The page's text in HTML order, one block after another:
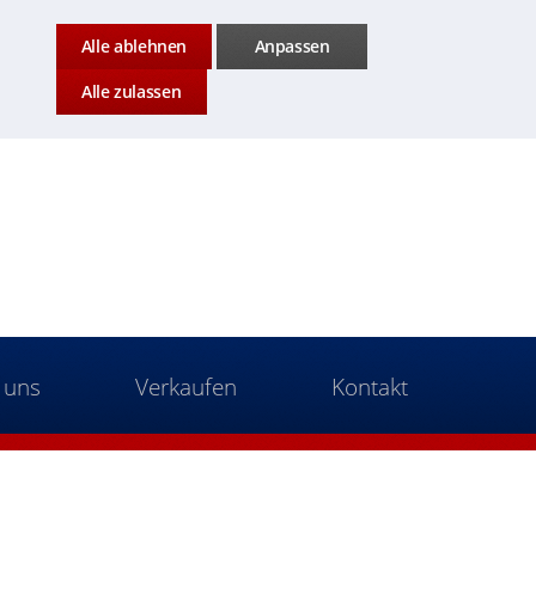
Alle ablehnen
Anpassen
Alle zulassen
Verkaufen Kontakt